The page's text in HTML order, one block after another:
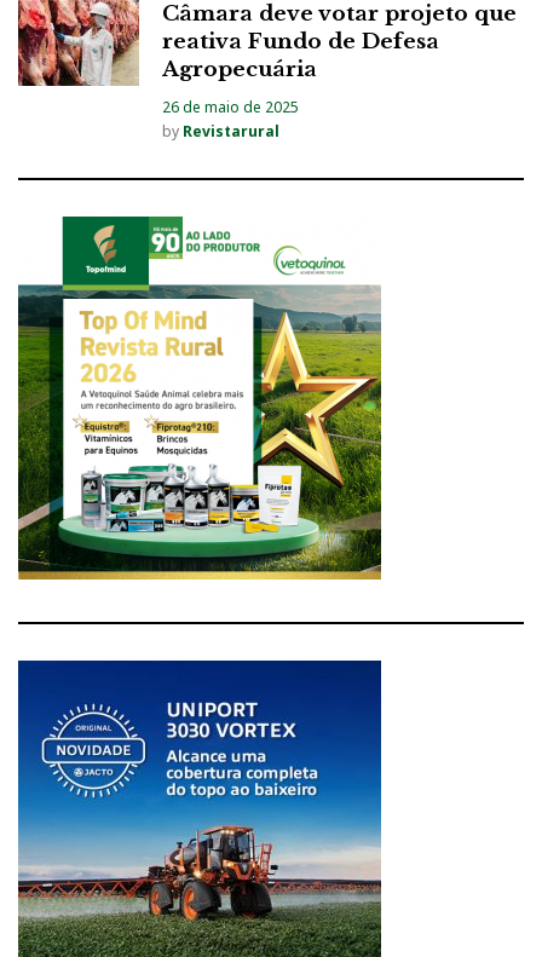
Câmara deve votar projeto que
reativa Fundo de Defesa
Agropecuária
26 de maio de 2025
by Revistarural